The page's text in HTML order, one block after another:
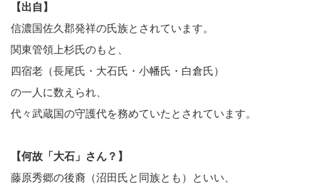
【出自】
信濃国佐久郡発祥の氏族とされています。
関東管領上杉氏のもと、
四宿老（長尾氏・大石氏・小幡氏・白倉氏）
の一人に数えられ、
代々武蔵国の守護代を務めていたとされています。
【何故「大石」さん？】
藤原秀郷の後裔（沼田氏と同族とも）といい、